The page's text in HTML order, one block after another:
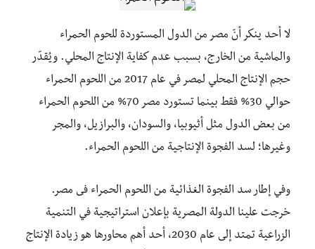
لا أحد ينكر أنّ مصر من الدول المستوردة للحوم الحمراء
والماشية من الخارج، بسبب عدم كفاية الإنتاج المحلي. ويُقدّر
حجم الإنتاج المحلي لمصر في عام 2017 من اللحوم الحمراء
حوالي 30% فقط بينما تستورد مصر 70% من اللحوم الحمراء
من بعض الدول مثل أثيوبيا، والسودان، والبرازيل، والمجر
وغيرها؛ لسد الفجوة الإنتاجية من اللحوم الحمراء.
وفي إطار سد الفجوة الغذائية من اللحوم الحمراء فى مصر.
خرجت علينا الدولة المصرية بإعلان استراتيجية في التنمية
الزراعية تمتد إلى عام 2030، أحد أهم محاورها هو زيادة الإنتاج